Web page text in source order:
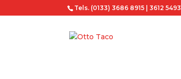
Tels. (0133) 3686 8915 | 3612 5493